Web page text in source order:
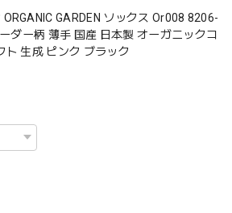
GARDEN ソックス Or008 8206-
ダー柄 薄手 国産 日本製 オーガニックコ
ト 生成 ピンク ブラック